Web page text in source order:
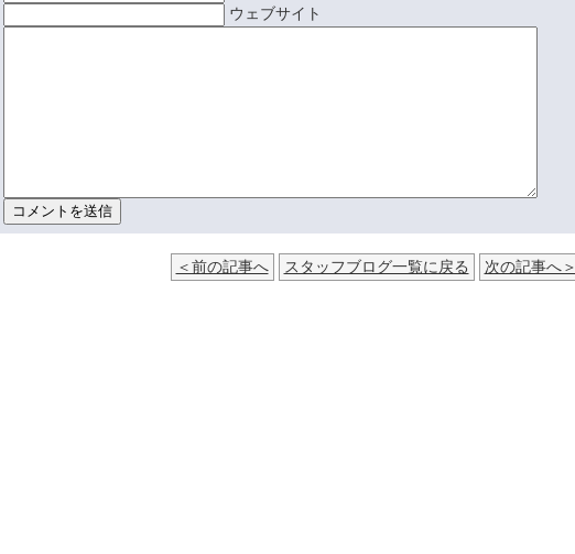
ウェブサイト
＜前の記事へ スタッフブログ一覧に戻る 次の記事へ＞